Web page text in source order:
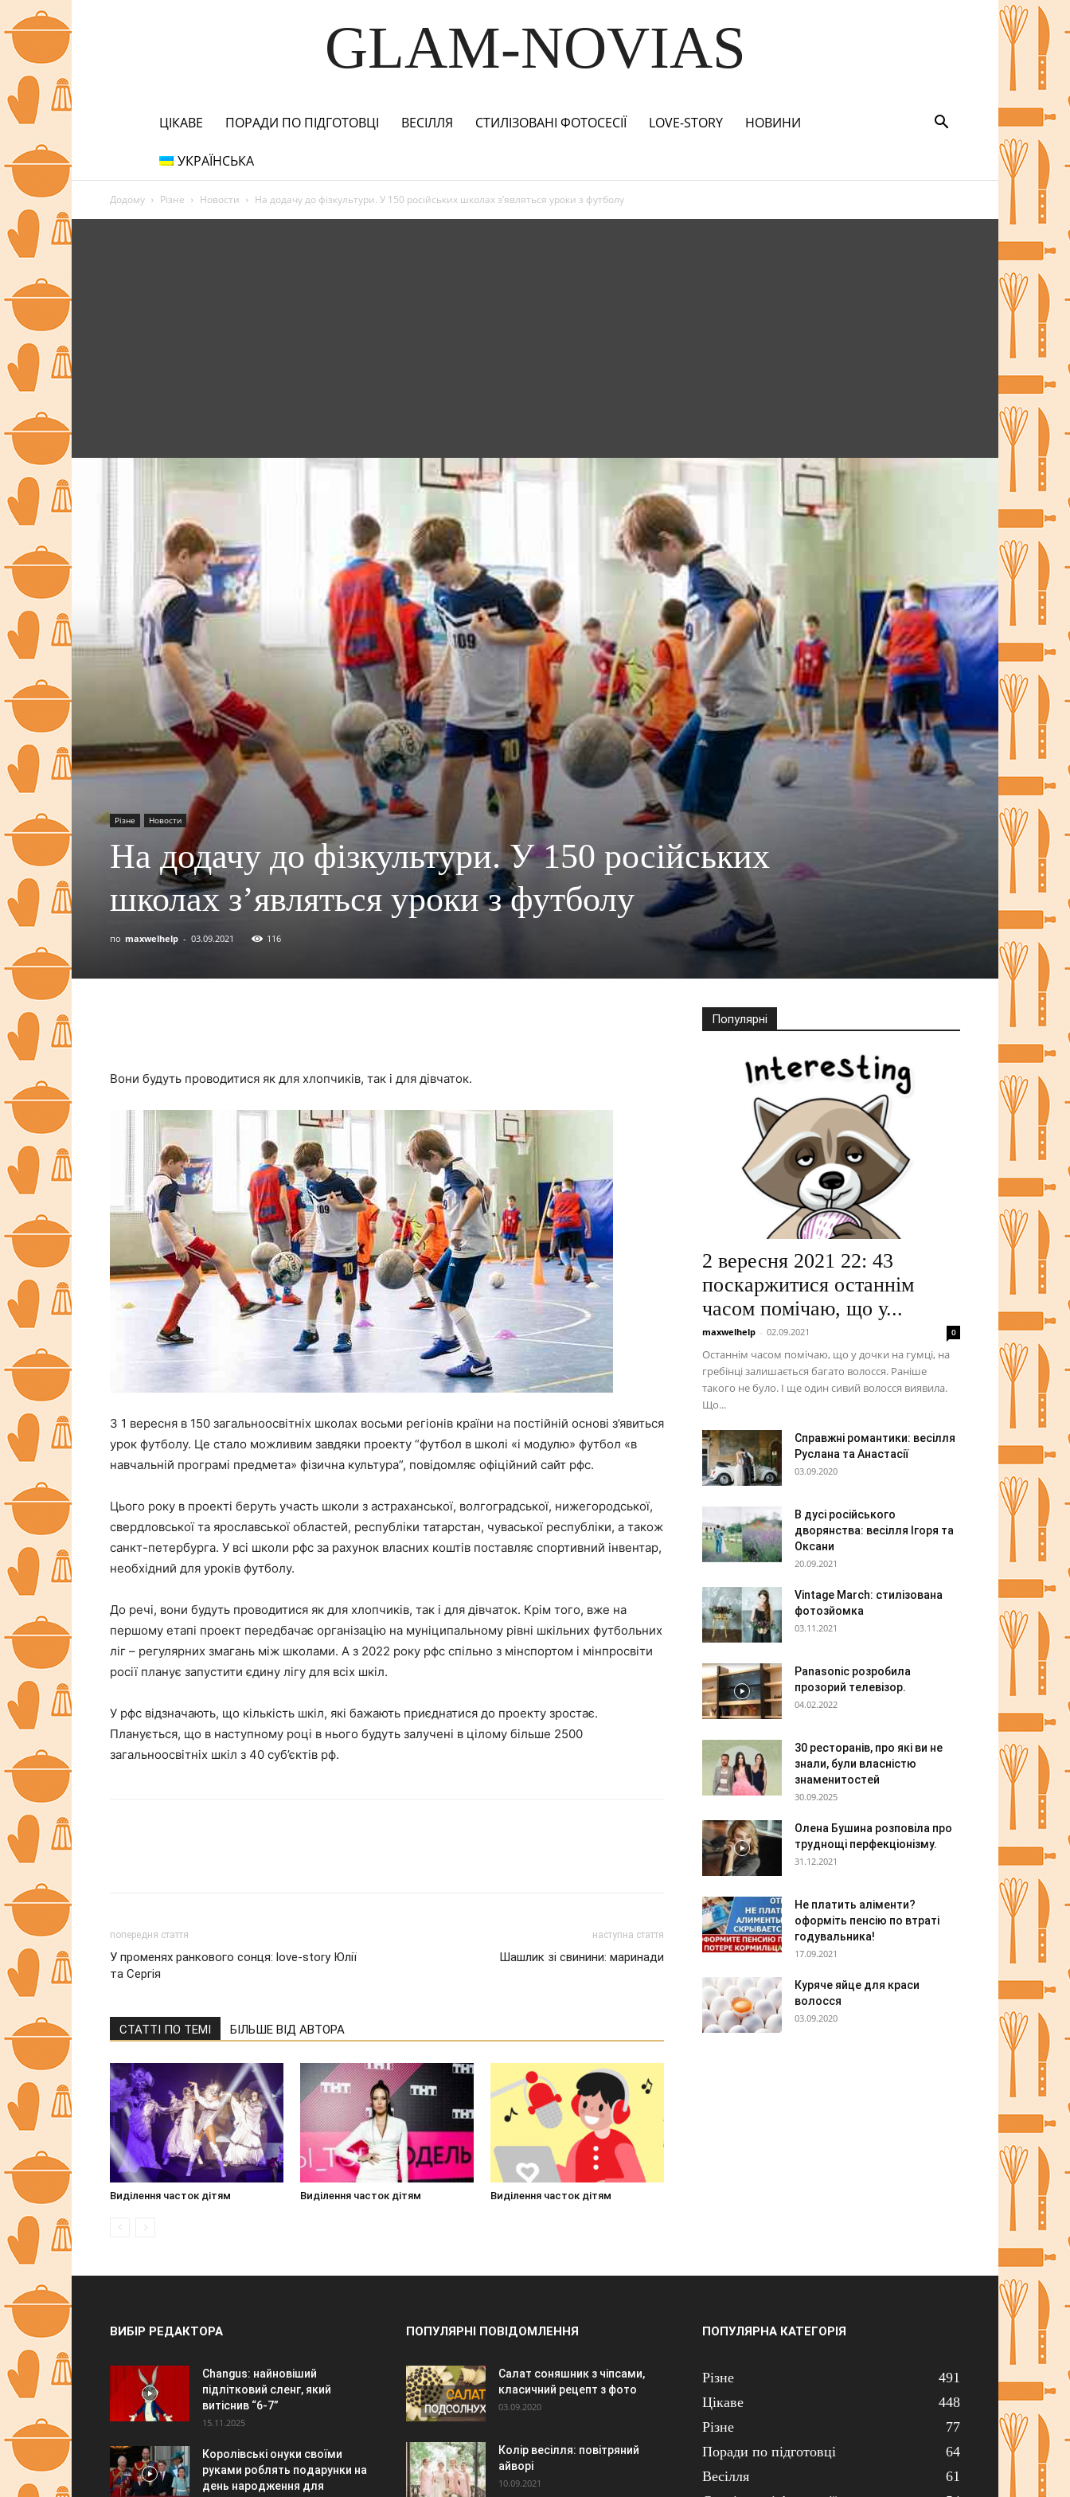
GLAM-NOVIAS
ЦІКАВЕ ПОРАДИ ПО ПІДГОТОВЦІ ВЕСІЛЛЯ СТИЛІЗОВАНІ ФОТОСЕСІЇ LOVE-STORY НОВИНИ
УКРАЇНСЬКА
Додому Різне Новости На додачу до фізкультури. У 150 російських школах з’являться уроки з футболу
Різне Новости
На додачу до фізкультури. У 150 російських
школах з’являться уроки з футболу
по maxwelhelp - 03.09.2021 116
Вони будуть проводитися як для хлопчиків, так і для дівчаток.
З 1 вересня в 150 загальноосвітніх школах восьми регіонів країни на постійній основі з’явиться
урок футболу. Це стало можливим завдяки проекту “футбол в школі «і модулю» футбол «в
навчальній програмі предмета» фізична культура”, повідомляє офіційний сайт рфс.
Цього року в проекті беруть участь школи з астраханської, волгоградської, нижегородської,
свердловської та ярославської областей, республіки татарстан, чуваської республіки, а також
санкт-петербурга. У всі школи рфс за рахунок власних коштів поставляє спортивний інвентар,
необхідний для уроків футболу.
До речі, вони будуть проводитися як для хлопчиків, так і для дівчаток. Крім того, вже на
першому етапі проект передбачає організацію на муніципальному рівні шкільних футбольних
ліг – регулярних змагань між школами. А з 2022 року рфс спільно з мінспортом і мінпросвіти
росії планує запустити єдину лігу для всіх шкіл.
У рфс відзначають, що кількість шкіл, які бажають приєднатися до проекту зростає.
Планується, що в наступному році в нього будуть залучені в цілому більше 2500
загальноосвітніх шкіл з 40 суб’єктів рф.
попередня стаття
У променях ранкового сонця: love-story Юлії
та Сергія
наступна стаття
Шашлик зі свинини: маринади
СТАТТІ ПО ТЕМІ БІЛЬШЕ ВІД АВТОРА
Виділення часток дітям Виділення часток дітям Виділення часток дітям
Популярні
2 вересня 2021 22: 43
поскаржитися останнім
часом помічаю, що у...
maxwelhelp - 02.09.2021 0
Останнім часом помічаю, що у дочки на гумці, на
гребінці залишається багато волосся. Раніше
такого не було. І ще один сивий волосся виявила.
Що...
Справжні романтики: весілля
Руслана та Анастасії
03.09.2020
В дусі російського
дворянства: весілля Ігоря та
Оксани
20.09.2021
Vintage March: стилізована
фотозйомка
03.11.2021
Panasonic розробила
прозорий телевізор.
04.02.2022
30 ресторанів, про які ви не
знали, були власністю
знаменитостей
30.09.2025
Олена Бушина розповіла про
труднощі перфекціонізму.
31.12.2021
Не платить аліменти?
оформіть пенсію по втраті
годувальника!
17.09.2021
Куряче яйце для краси
волосся
03.09.2020
ВИБІР РЕДАКТОРА
Changus: найновіший
підлітковий сленг, який
витіснив “6-7”
15.11.2025
Королівські онуки своїми
руками роблять подарунки на
день народження для
ПОПУЛЯРНІ ПОВІДОМЛЕННЯ
Салат соняшник з чіпсами,
класичний рецепт з фото
03.09.2020
Колір весілля: повітряний
айворі
10.09.2021
ПОПУЛЯРНА КАТЕГОРІЯ
Різне
491
Цікаве
448
Різне
77
Поради по підготовці
64
Весілля
61